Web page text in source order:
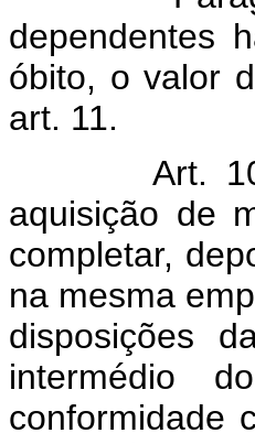
dependentes
óbito, o valor
art. 11.
Art. 10. A
aquisição de
completar,
na mesma
disposições
intermédio
conformidade